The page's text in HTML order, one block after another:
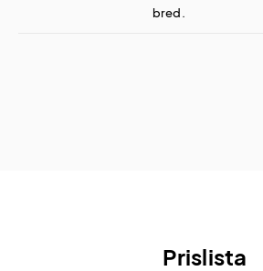
bred.
Prislista